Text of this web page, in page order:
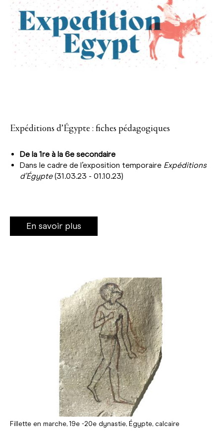
Expéditions d’Égypte : fiches pédagogiques
De la 1re à la 6e secondaire
Dans le cadre de l’exposition temporaire Expéditions
d’Égypte(31.03.23 - 01.10.23)
En savoir plus
Fillette en marche, 19e -20e dynastie, Égypte, calcaire